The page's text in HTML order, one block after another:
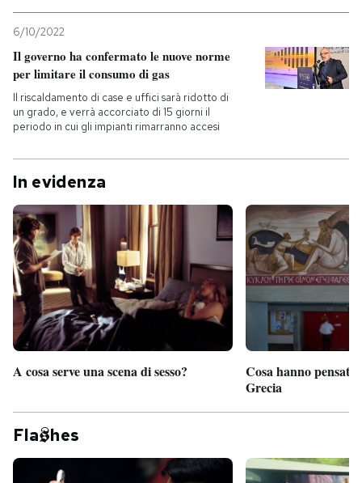
6/10/2022
Il governo ha confermato le nuove norme
per limitare il consumo di gas
Il riscaldamento di case e uffici sarà ridotto di
un grado, e verrà accorciato di 15 giorni il
periodo in cui gli impianti rimarranno accesi
In evidenza
A cosa serve una scena di sesso?
Cosa hanno pensato
Grecia
Fla hes